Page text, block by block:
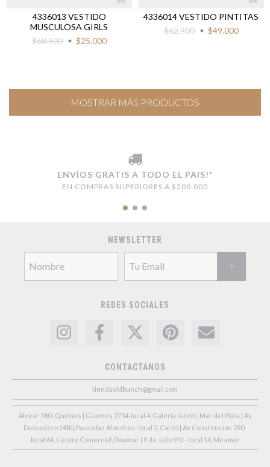
4336013 VESTIDO
MUSCULOSA GIRLS
$68.900
$25.000
4336014 VESTIDO PINTITAS
$62.900
$49.000
MOSTRAR MÁS PRODUCTOS
ENVÍOS GRATIS A TODO EL PAIS!*
EN COMPRAS SUPERIORES A $200.000
NEWSLETTER
REDES SOCIALES
CONTACTANOS
tiendaoldbunch@gmail.com
Alvear 580 , Quilmes | Güemes 2754-local 4, Galería Jardín, Mar del Plata | Av
Divisadero 1480, Paseo las Alondras- local 2, Cariló | Av Constitución 290-
local 64, Centro Comercial, Pinamar | 9 de Julio 951- local 14, Miramar